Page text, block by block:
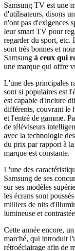
Samsung TV est une
d'utilisateurs, disons
n'ont pas d'exigences
leur smart TV pour
regarder du sport, etc.
sont très bonnes et
Samsung à ceux qui
une marque qui offre
L'une des principales
sont si populaires est
est capable d'inclure
différents, couvrant le
et l'entré de gamme.
de téléviseurs
avec la technologie
du prix par rapport à
marque est constante.
L'une des
Samsung de ses
sur ses modèles
les écrans sont
milliers de nits
lumineuse et
Cette année encore,
marché, qui introduit
rétroéclairage afin de